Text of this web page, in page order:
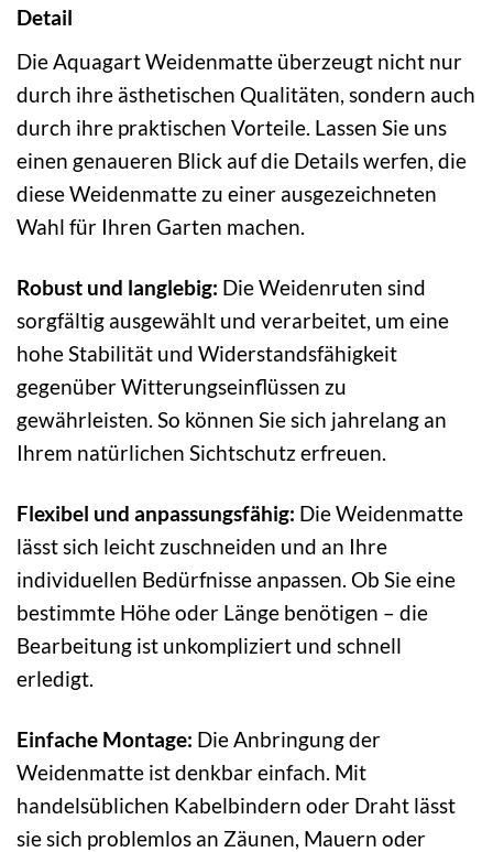
Detail
Die Aquagart Weidenmatte überzeugt nicht nur
durch ihre ästhetischen Qualitäten, sondern auch
durch ihre praktischen Vorteile. Lassen Sie uns
einen genaueren Blick auf die Details werfen, die
diese Weidenmatte zu einer ausgezeichneten
Wahl für Ihren Garten machen.
Robust und langlebig: Die Weidenruten sind
sorgfältig ausgewählt und verarbeitet, um eine
hohe Stabilität und Widerstandsfähigkeit
gegenüber Witterungseinflüssen zu
gewährleisten. So können Sie sich jahrelang an
Ihrem natürlichen Sichtschutz erfreuen.
Flexibel und anpassungsfähig: Die Weidenmatte
lässt sich leicht zuschneiden und an Ihre
individuellen Bedürfnisse anpassen. Ob Sie eine
bestimmte Höhe oder Länge benötigen – die
Bearbeitung ist unkompliziert und schnell
erledigt.
Einfache Montage: Die Anbringung der
Weidenmatte ist denkbar einfach. Mit
handelsüblichen Kabelbindern oder Draht lässt
sie sich problemlos an Zäunen, Mauern oder